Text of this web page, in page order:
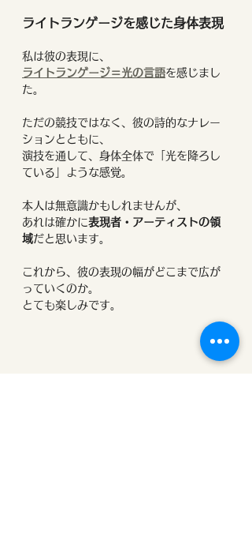
ライトランゲージを感じた身体表現
私は彼の表現に、
ライトランゲージ＝光の言語を感じまし
た。
ただの競技ではなく、彼の詩的なナレー
ションとともに、
演技を通して、身体全体で「光を降ろし
ている」ような感覚。
本人は無意識かもしれませんが、
あれは確かに表現者・アーティストの領
域だと思います。
これから、彼の表現の幅がどこまで広が
っていくのか。
とても楽しみです。